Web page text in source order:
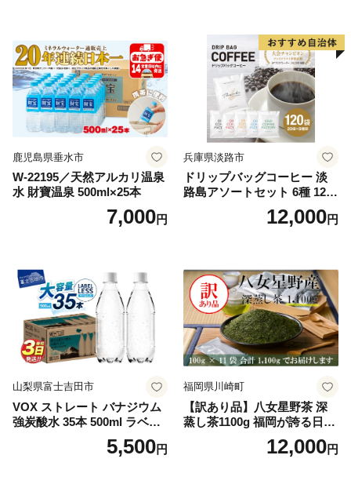
鹿児島県垂水市
W-22195／天然アルカリ温泉
水 財寶温泉 500ml×25本
7,000円
兵庫県淡路市
ドリップバッグコーヒー 淡
路島アソートセット 6種 120
袋 飲み比べ コーヒー
12,000円
山梨県富士吉田市
VOX ストレート バナジウム
強炭酸水 35本 500ml ラベル
レス【富士吉田市限定カート
5,500円
福岡県川崎町
【訳あり品】八女星野茶 深
蒸し茶1100g 福岡が誇る日本
茶_ 訳アリ 常温 お茶 茶袋 常
備品 おちゃ ocha 茶葉 緑茶
12,000円